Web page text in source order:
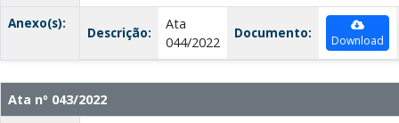
Anexo(s):
Descrição:
Ata
044/2022
Documento: Download
Ata nº 043/2022